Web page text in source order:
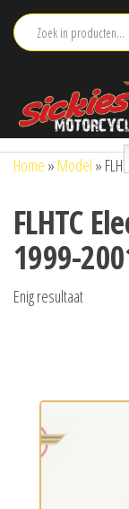
naar
Home » Model »
FLHTC
1999-
Enig resultaat